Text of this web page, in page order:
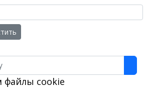
файлы cookie